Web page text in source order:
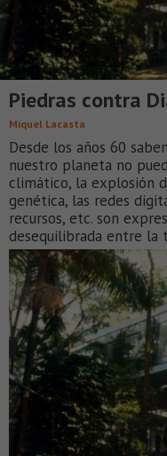
Piedras contra
Miquel Lacasta
Desde los años 60
nuestro planeta no
climático, la explosión
genética, las redes
recursos, etc. son
desequilibrada entre la